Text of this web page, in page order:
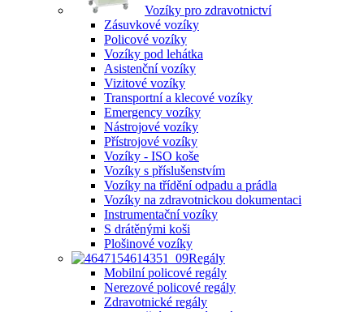
Vozíky pro zdravotnictví
Zásuvkové vozíky
Policové vozíky
Vozíky pod lehátka
Asistenční vozíky
Vizitové vozíky
Transportní a klecové vozíky
Emergency vozíky
Nástrojové vozíky
Přístrojové vozíky
Vozíky - ISO koše
Vozíky s příslušenstvím
Vozíky na třídění odpadu a prádla
Vozíky na zdravotnickou dokumentaci
Instrumentační vozíky
S drátěnými koši
Plošinové vozíky
Regály
Mobilní policové regály
Nerezové policové regály
Zdravotnické regály